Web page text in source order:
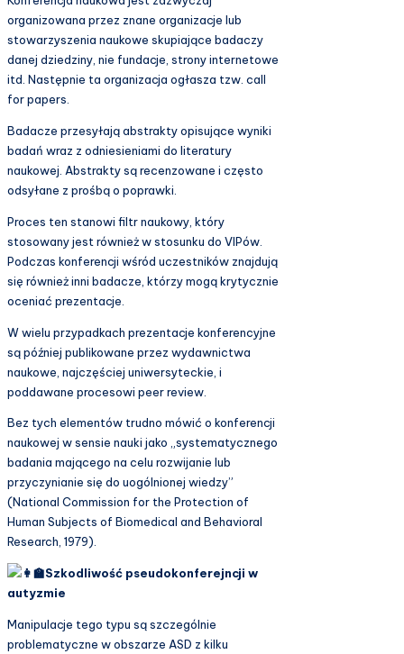
organizowana przez znane organizacje lub
stowarzyszenia naukowe skupiające badaczy
danej dziedziny, nie fundacje, strony internetowe
itd. Następnie ta organizacja ogłasza tzw. call
for papers.
Badacze przesyłają abstrakty opisujące wyniki
badań wraz z odniesieniami do literatury
naukowej. Abstrakty są recenzowane i często
odsyłane z prośbą o poprawki.
Proces ten stanowi filtr naukowy, który
stosowany jest również w stosunku do VIPów.
Podczas konferencji wśród uczestników znajdują
się również inni badacze, którzy mogą krytycznie
oceniać prezentacje.
W wielu przypadkach prezentacje konferencyjne
są później publikowane przez wydawnictwa
naukowe, najczęściej uniwersyteckie, i
poddawane procesowi peer review.
Bez tych elementów trudno mówić o konferencji
naukowej w sensie nauki jako „systematycznego
badania mającego na celu rozwijanie lub
przyczynianie się do uogólnionej wiedzy”
(National Commission for the Protection of
Human Subjects of Biomedical and Behavioral
Research, 1979).
Szkodliwość pseudokonferejncji w
autyzmie
Manipulacje tego typu są szczególnie
problematyczne w obszarze ASD z kilku